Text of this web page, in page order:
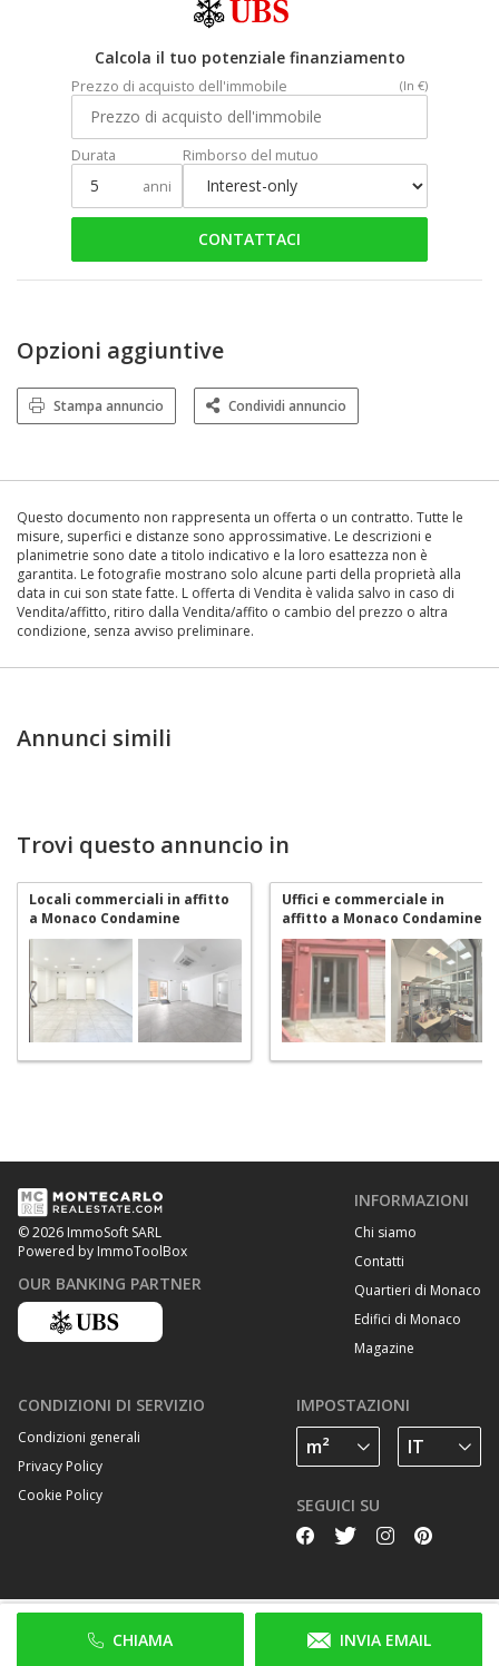
Calcola il tuo potenziale finanziamento
Prezzo di acquisto dell'immobile (In €)
Durata
anni
Rimborso del mutuo
CONTATTACI
CHIAMA INVIA EMAIL
Opzioni aggiuntive
Stampa annuncio Condividi annuncio
Questo documento non rappresenta un offerta o un contratto. Tutte le
misure, superfici e distanze sono approssimative. Le descrizioni e
planimetrie sono date a titolo indicativo e la loro esattezza non è
garantita. Le fotografie mostrano solo alcune parti della proprietà alla
data in cui son state fatte. L offerta di Vendita è valida salvo in caso di
Vendita/affitto, ritiro dalla Vendita/affito o cambio del prezzo o altra
condizione, senza avviso preliminare.
Annunci simili
Trovi questo annuncio in
Locali commerciali in affitto
a Monaco Condamine
Uffici e commerciale in
affitto a Monaco Condamine
© 2026 ImmoSoft SARL
Powered by ImmoToolBox
OUR BANKING PARTNER
INFORMAZIONI
Chi siamo
Contatti
Quartieri di Monaco
Edifici di Monaco
Magazine
CONDIZIONI DI SERVIZIO
Condizioni generali
Privacy Policy
Cookie Policy
IMPOSTAZIONI
SEGUICI SU